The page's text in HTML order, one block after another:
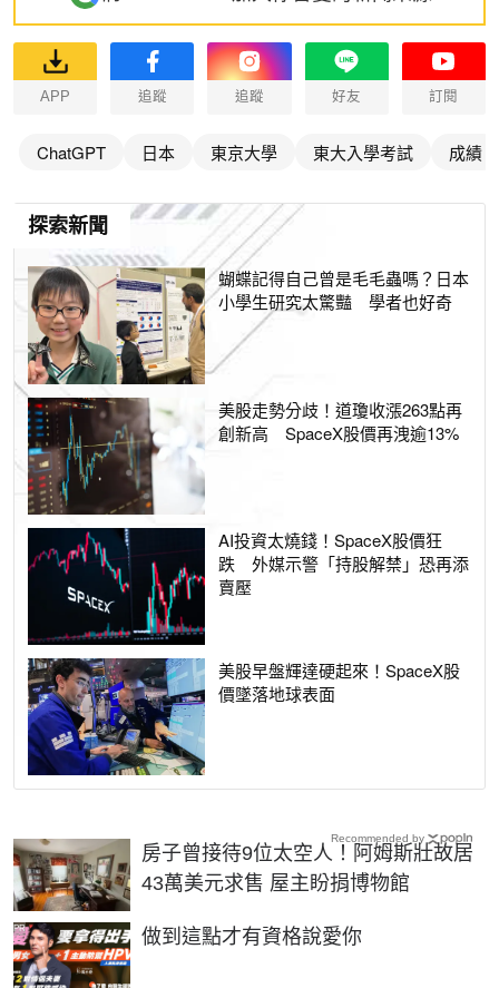
APP 追蹤 追蹤 好友 訂閱
ChatGPT 日本 東京大學 東大入學考試 成績
探索新聞
蝴蝶記得自己曾是毛毛蟲嗎？日本
小學生研究太驚豔 學者也好奇
美股走勢分歧！道瓊收漲263點再
創新高 SpaceX股價再洩逾13%
AI投資太燒錢！SpaceX股價狂
跌 外媒示警「持股解禁」恐再添
賣壓
美股早盤輝達硬起來！SpaceX股
價墜落地球表面
房子曾接待9位太空人！阿姆斯壯故居
43萬美元求售 屋主盼捐博物館
做到這點才有資格說愛你
PR
Recommended by